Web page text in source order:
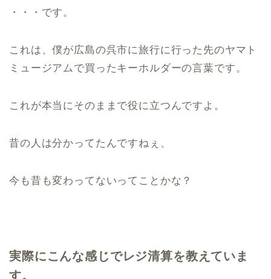
・・・です。
これは、僕が広島の呉市に旅行に行った先のヤマト
ミュージアムで買ったキーホルダーの言葉です。
これが本当にそのままで役に立つんですよ。
昔の人は分かってたんですねぇ、
今も昔も変わってないってことかな？
実際にこんな感じでレジ清算を教えていま
す。